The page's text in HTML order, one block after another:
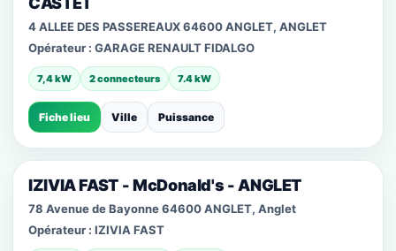
4 ALLEE DES PASSEREAUX 64600 ANGLET, ANGLET
Opérateur : GARAGE RENAULT FIDALGO
7,4 kW 2 connecteurs 7.4 kW
Fiche lieu Ville Puissance
IZIVIA FAST - McDonald's - ANGLET
78 Avenue de Bayonne 64600 ANGLET, Anglet
Opérateur : IZIVIA FAST